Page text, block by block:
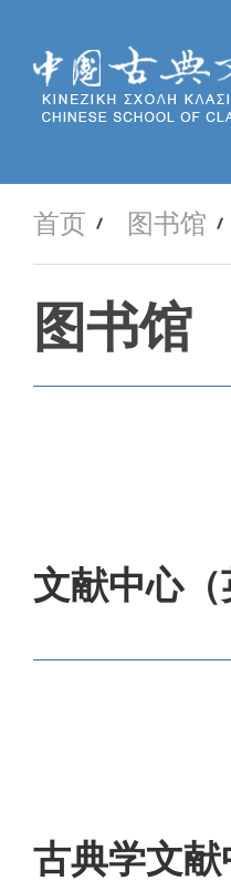
首页 图书馆
图书馆
文献中心（
古典学文献